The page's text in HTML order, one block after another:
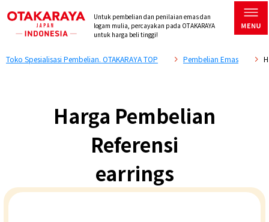
Untuk pembelian dan penilaian emas dan
logam mulia, percayakan pada OTAKARAYA
untuk harga beli tinggi!
Toko Spesialisasi Pembelian. OTAKARAYA TOP Pembelian Emas
Harga Pembelian
Referensi
earrings